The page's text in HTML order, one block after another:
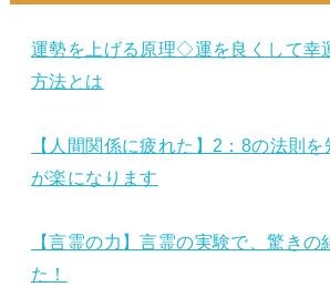
運勢を上げる原理◇運を良くして幸
方法とは
【人間関係に疲れた】2：8の法則
が楽になります
【言霊の力】言霊の実験で、驚きの
た！